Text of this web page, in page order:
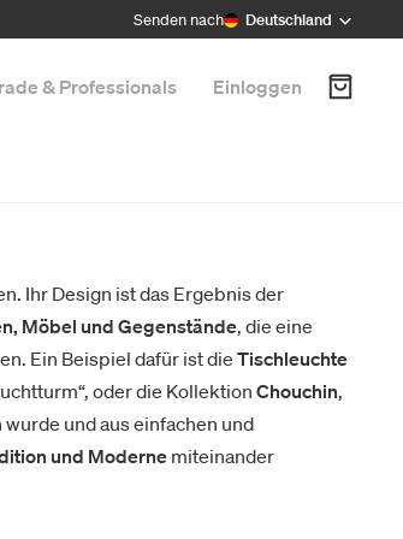
Senden nach Deutschland
& Professionals Einloggen
Ihr Design ist das Ergebnis der
Möbel und Gegenstände, die eine
Ein Beispiel dafür ist die Tischleuchte
oder die KollektionChouchin,
und aus einfachen und
und Moderne miteinander